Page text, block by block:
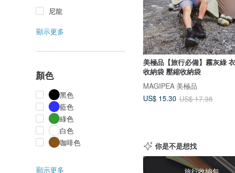
尼龍
顯示更多
顏色
黑色
藍色
綠色
白色
咖啡色
顯示更多
美極品【旅行必備】霧灰綠 衣
收納袋 壓縮收納袋
MAGIPEA 美極品
US$ 15.30 US$ 17.38
你是不是想找